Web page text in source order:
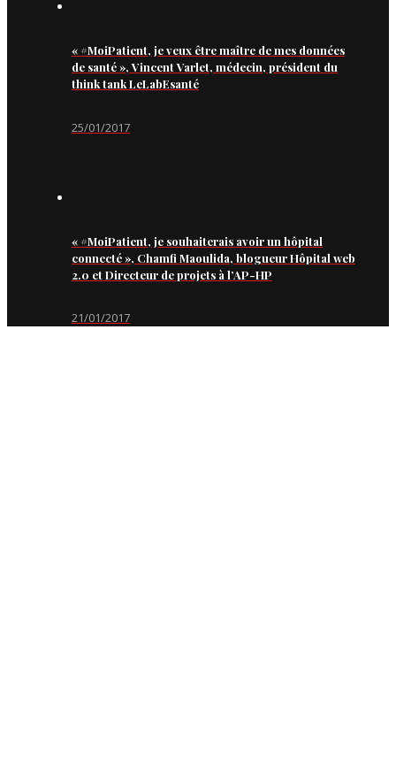
« #MoiPatient, je veux être maître de mes données
de santé », Vincent Varlet, médecin, président du
think tank LeLabEsanté
25/01/2017
« #MoiPatient, je souhaiterais avoir un hôpital
connecté », Chamfi Maoulida, blogueur Hôpital web
2.0 et Directeur de projets à l’AP-HP
21/01/2017